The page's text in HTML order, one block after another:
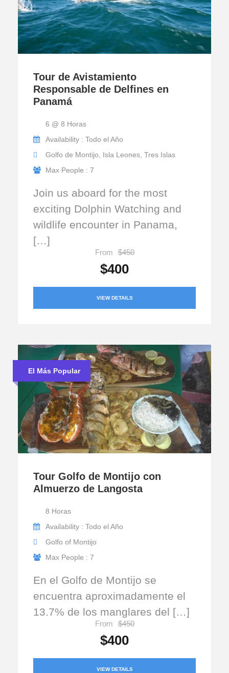
Tour de Avistamiento
Responsable de Delfines en
Panamá
6 @ 8 Horas
Availability : Todo el Año
Golfo de Montijo, Isla Leones, Tres Islas
Max People : 7
Join us aboard for the most
exciting Dolphin Watching and
wildlife encounter in Panama,
[…]
From $450
$400
VIEW DETAILS
El Más Popular
Tour Golfo de Montijo con
Almuerzo de Langosta
8 Horas
Availability : Todo el Año
Golfo of Montijo
Max People : 7
En el Golfo de Montijo se
encuentra aproximadamente el
13.7% de los manglares del […]
From $450
$400
VIEW DETAILS